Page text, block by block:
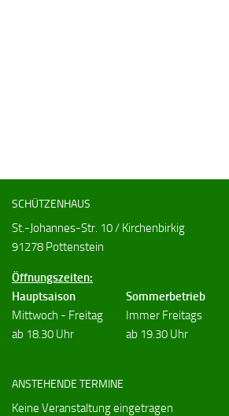
SCHÜTZENHAUS
St.-Johannes-Str. 10 / Kirchenbirkig
91278 Pottenstein
Öffnungszeiten:
Hauptsaison
Sommerbetrieb
Mittwoch - Freitag
Immer Freitags
ab 18.30 Uhr
ab 19.30 Uhr
ANSTEHENDE TERMINE
Keine Veranstaltung eingetragen